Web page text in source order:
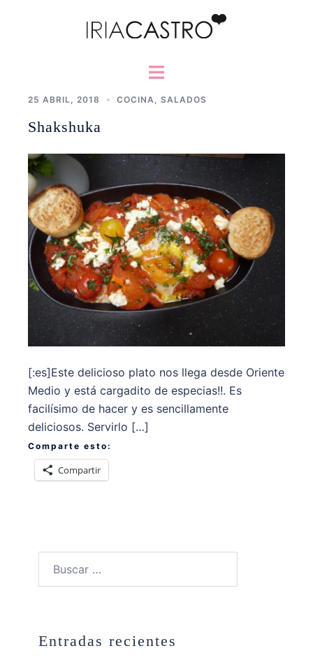
Alternar
25 ABRIL, 2018 COCINA SALADOS
Shakshuka
[:es]Este delicioso plato nos llega desde Oriente
Medio y está cargadito de especias!!. Es
facilísimo de hacer y es sencillamente
deliciosos. Servirlo […]
Comparte esto:
Compartir
Entradas recientes